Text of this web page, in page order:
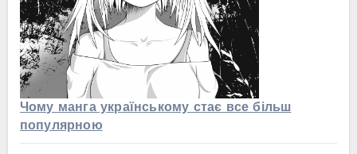
Чому манга українському стає все більш
популярною